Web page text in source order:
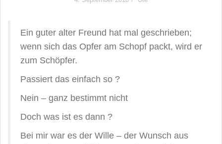
Ein guter alter Freund hat mal geschrieben;
wenn sich das Opfer am Schopf packt, wird er
zum Schöpfer.
Passiert das einfach so ?
Nein – ganz bestimmt nicht
Doch was ist es dann ?
Bei mir war es der Wille – der Wunsch aus